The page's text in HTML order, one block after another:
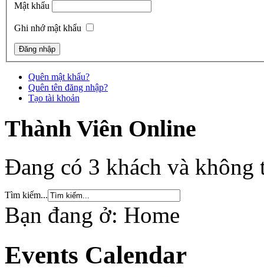
Mật khẩu
Ghi nhớ mật khẩu
Quên mật khẩu?
Quên tên đăng nhập?
Tạo tài khoản
Thành Viên Online
Đang có 3 khách và không
Tìm kiếm...
Bạn đang ở: Home
Events Calendar